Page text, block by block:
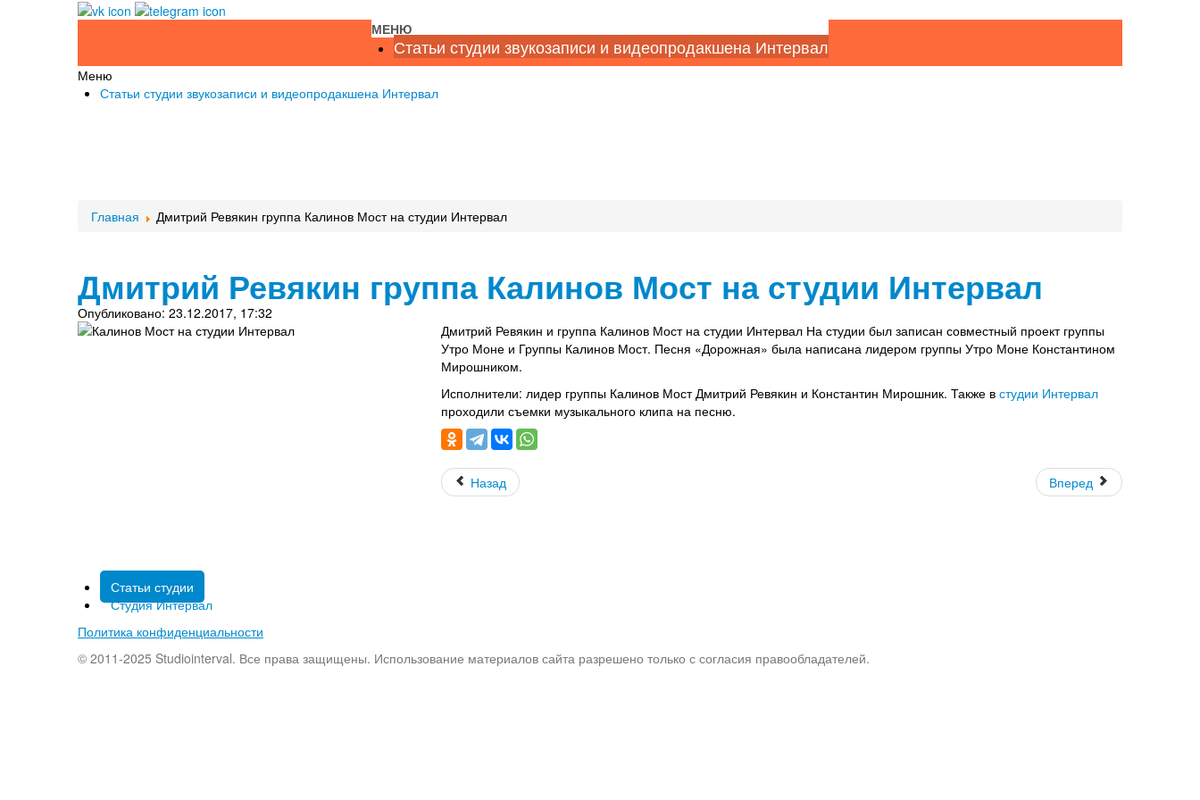
МЕНЮ
Статьи студии звукозаписи и видеопродакшена Интервал
Меню
Статьи студии звукозаписи и видеопродакшена Интервал
Главная Дмитрий Ревякин группа Калинов Мост на студии Интервал
Дмитрий Ревякин группа Калинов Мост на студии Интервал
Опубликовано: 23.12.2017, 17:32
Дмитрий Ревякин и группа Калинов Мост на студии Интервал На студии был записан совместный проект группы
Утро Моне и Группы Калинов Мост. Песня «Дорожная» была написана лидером группы Утро Моне Константином
Мирошником.
Исполнители: лидер группы Калинов Мост Дмитрий Ревякин и Константин Мирошник. Также в студии Интервал
проходили съемки музыкального клипа на песню.
Назад Вперед
Статьи студии
Студия Интервал
Политика конфиденциальности
© 2011-2025 Studiointerval. Все права защищены. Использование материалов сайта разрешено только с согласия правообладателей.